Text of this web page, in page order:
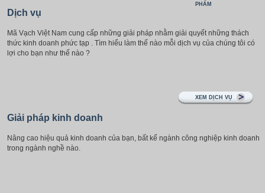
PHẨM
Dịch vụ
Mã Vạch Việt Nam cung cấp những giải pháp nhằm giải quyết những thách
thức kinh doanh phức tạp . Tìm hiểu làm thế nào mỗi dịch vụ của chúng tôi có
lợi cho bạn như thế nào ?
XEM DỊCH VỤ
Giải pháp kinh doanh
Nâng cao hiệu quả kinh doanh của bạn, bất kể ngành công nghiệp kinh doanh
trong ngành nghề nào.